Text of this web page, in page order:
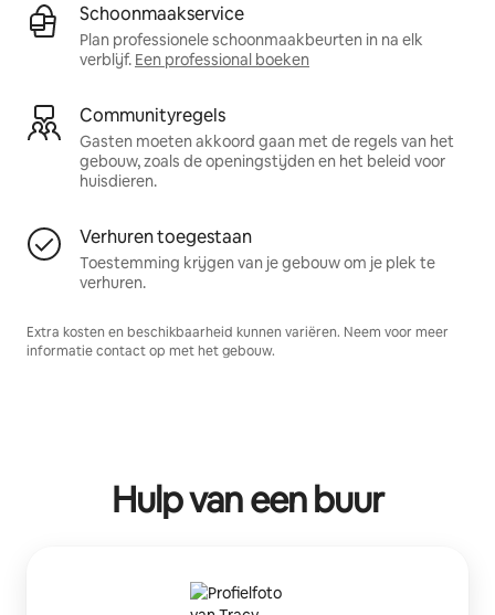
Schoonmaakservice
Plan professionele schoonmaakbeurten in na elk
verblijf. Een professional boeken
Communityregels
Gasten moeten akkoord gaan met de regels van het
gebouw, zoals de openingstijden en het beleid voor
huisdieren.
Verhuren toegestaan
Toestemming krijgen van je gebouw om je plek te
verhuren.
Extra kosten en beschikbaarheid kunnen variëren. Neem voor meer
informatie contact op met het gebouw.
Hulp van een buur